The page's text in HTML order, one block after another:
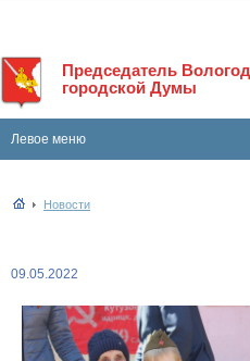
Председатель
городской Думы
Левое меню
Новости
09.05.2022